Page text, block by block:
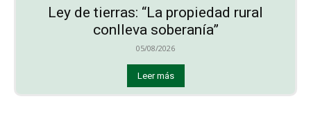
Ley de tierras: “La propiedad rural
conlleva soberanía”
05/08/2026
Leer más